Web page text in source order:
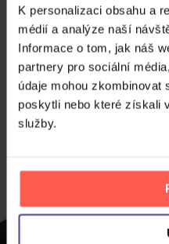
K personalizaci obsahu a
médií a analýze naší
Informace o tom, jak náš
partnery pro sociální
údaje mohou
poskytli nebo které získali
služby.